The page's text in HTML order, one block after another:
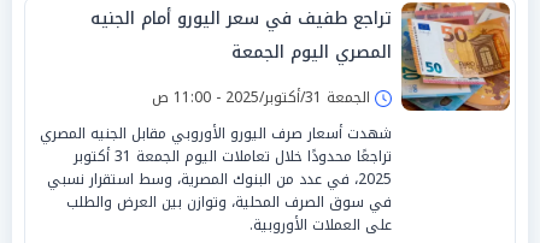
تراجع طفيف في سعر اليورو أمام الجنيه
المصري اليوم الجمعة
الجمعة 31/أكتوبر/2025 - 11:00 ص
شهدت أسعار صرف اليورو الأوروبي مقابل الجنيه المصري
تراجعًا محدودًا خلال تعاملات اليوم الجمعة 31 أكتوبر
2025، في عدد من البنوك المصرية، وسط استقرار نسبي
في سوق الصرف المحلية، وتوازن بين العرض والطلب
على العملات الأوروبية.